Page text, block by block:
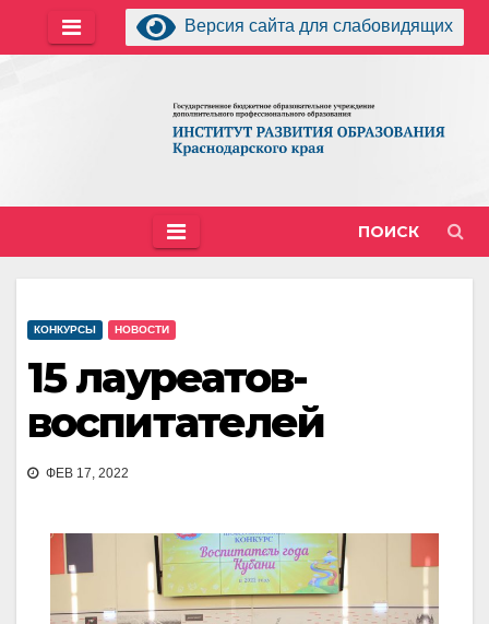
Версия сайта для слабовидящих
ПОИСК
КОНКУРСЫ НОВОСТИ
15 лауреатов-
воспитателей
ФЕВ 17, 2022